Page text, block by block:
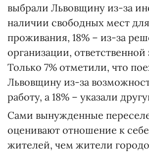
выбрали Львовщину из-за
наличии свободных мест
проживания, 18% – из-за
организации, ответственной
Только 7% отметили, что
Львовщину из-за
работу, а 18% – указали
Сами вынужденные
оценивают отношение к
жителей, чем жители